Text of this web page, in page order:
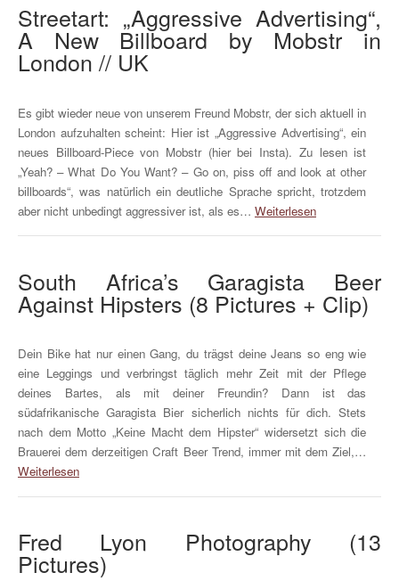
Streetart: „Aggressive Advertising“,
A New Billboard by Mobstr in
London // UK
Es gibt wieder neue von unserem Freund Mobstr, der sich aktuell in
London aufzuhalten scheint: Hier ist „Aggressive Advertising“, ein
neues Billboard-Piece von Mobstr (hier bei Insta). Zu lesen ist
„Yeah? – What Do You Want? – Go on, piss off and look at other
billboards“, was natürlich ein deutliche Sprache spricht, trotzdem
aber nicht unbedingt aggressiver ist, als es… Weiterlesen
South Africa’s Garagista Beer
Against Hipsters (8 Pictures + Clip)
Dein Bike hat nur einen Gang, du trägst deine Jeans so eng wie
eine Leggings und verbringst täglich mehr Zeit mit der Pflege
deines Bartes, als mit deiner Freundin? Dann ist das
südafrikanische Garagista Bier sicherlich nichts für dich. Stets
nach dem Motto „Keine Macht dem Hipster“ widersetzt sich die
Brauerei dem derzeitigen Craft Beer Trend, immer mit dem Ziel,…
Weiterlesen
Fred Lyon Photography (13
Pictures)